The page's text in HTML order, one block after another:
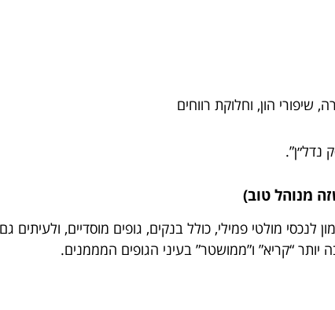
שיפורי הון, וחלוקת רווחים
נדל״ן”.
מולטי פמילי, כולל בנקים, גופים מוסדיים, ולעיתים
“קריא” ו”ממושטר” בעיני הגופים המממנים.